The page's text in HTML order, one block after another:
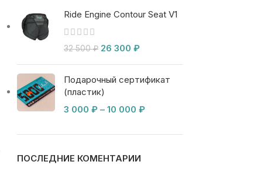
Ride Engine Contour Seat V1
32 500₽ 26 300 ₽
Подарочный сертификат
(пластик)
3 000 ₽ – 10 000 ₽
ПОСЛЕДНИЕ КОМЕНТАРИИ